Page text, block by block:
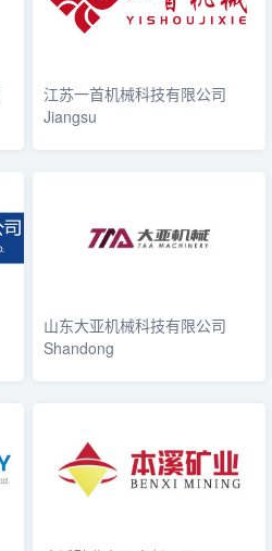
江苏一首机械科技有限公司
Jiangsu
山东大亚机械科技有限公司
Shandong